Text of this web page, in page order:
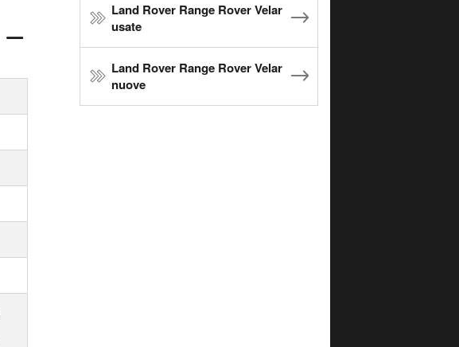
Land Rover Range Rover Velar
usate
Land Rover Range Rover Velar
nuove